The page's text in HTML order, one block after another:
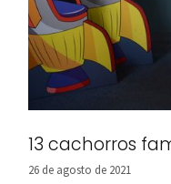
13 cachorros
26 de agosto de 2021